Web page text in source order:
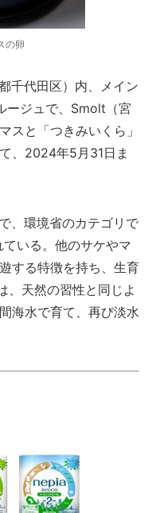
の卵
千代田区）内、メイン
ージュで、Smolt（宮
スと「つきみいくら」
、2024年5月31日ま
、環境省のカテゴリで
いる。他のサケやマ
する特徴を持ち、生育
、天然の習性と同じよ
海水で育て、再び淡水